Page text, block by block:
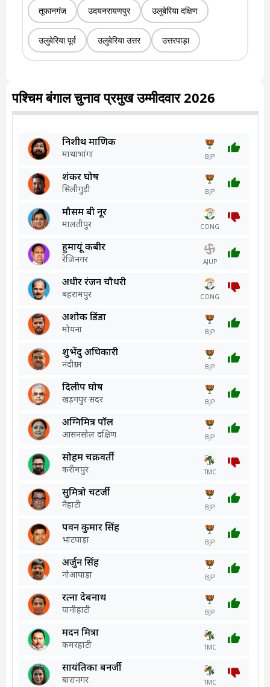
तूफानगंज उदयनरायणपुर उलुबेरिया दक्षिण
उलुबेरिया पूर्व उलुबेरिया उत्तर उत्तरपाड़ा
पश्चिम बंगाल चुनाव प्रमुख उम्मीदवार 2026